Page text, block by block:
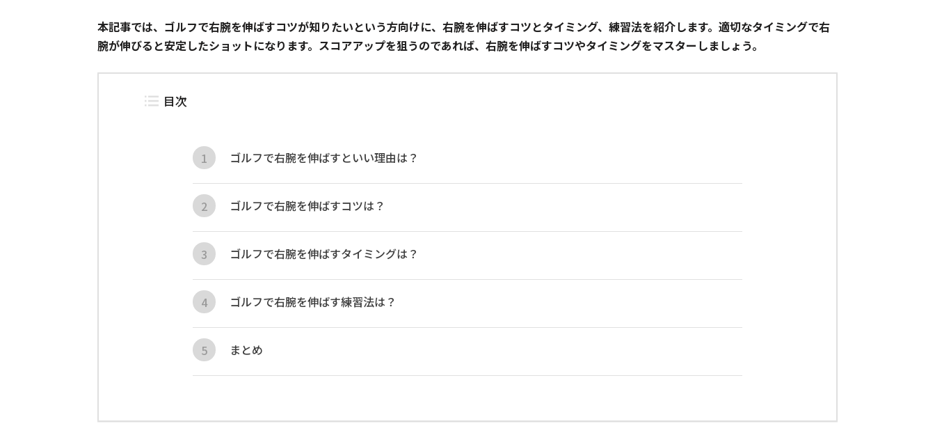
本記事では、ゴルフで右腕を伸ばすコツが知りたいという方向けに、右腕を伸ばすコツとタイミング、練習法を紹介します。適切なタイミングで右
腕が伸びると安定したショットになります。スコアアップを狙うのであれば、右腕を伸ばすコツやタイミングをマスターしましょう。
目次
ゴルフで右腕を伸ばすといい理由は？
ゴルフで右腕を伸ばすコツは？
ゴルフで右腕を伸ばすタイミングは？
ゴルフで右腕を伸ばす練習法は？
まとめ